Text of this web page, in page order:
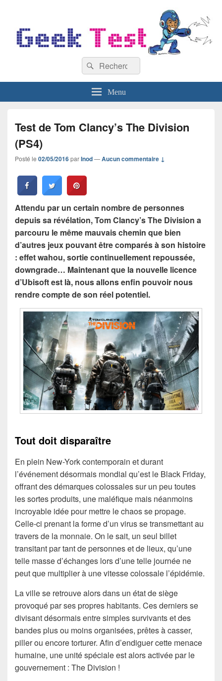
Recherche :
Rechercher
Menu
Test de Tom Clancy’s The Division
(PS4)
Posté le 02/05/2016parInod—Aucun commentaire ↓
Attendu par un certain nombre de personnes
depuis sa révélation, Tom Clancy’s The Division a
parcouru le même mauvais chemin que bien
d’autres jeux pouvant être comparés à son histoire
: effet wahou, sortie continuellement repoussée,
downgrade… Maintenant que la nouvelle licence
d’Ubisoft est là, nous allons enfin pouvoir nous
rendre compte de son réel potentiel.
Tout doit disparaître
En plein New-York contemporain et durant
l’événement désormais mondial qu’est le Black Friday,
offrant des démarques colossales sur un peu toutes
les sortes produits, une maléfique mais néanmoins
incroyable idée pour mettre le chaos se propage.
Celle-ci prenant la forme d’un virus se transmettant au
travers de la monnaie. On le sait, un seul billet
transitant par tant de personnes et de lieux, qu’une
telle masse d’échanges lors d’une telle journée ne
peut que multiplier à une vitesse colossale l’épidémie.
La ville se retrouve alors dans un état de siège
provoqué par ses propres habitants. Ces derniers se
divisant désormais entre simples survivants et des
bandes plus ou moins organisées, prêtes à casser,
piller ou encore torturer. Afin d’endiguer cette menace
humaine, une unité spéciale est alors activée par le
gouvernement : The Division !